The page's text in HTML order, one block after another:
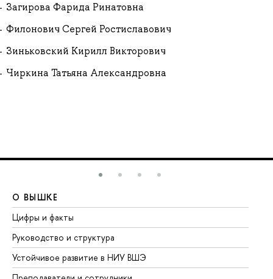
Загирова Фарида Ринатовна
Филонович Сергей Ростиславович
Зиньковский Кирилл Викторович
Чиркина Татьяна Александровна
О ВЫШКЕ
Цифры и факты
Руководство и структура
Устойчивое развитие в НИУ ВШЭ